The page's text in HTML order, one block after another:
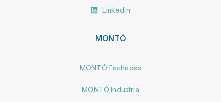
Linkedin
MONTÓ
MONTÓ Fachadas
MONTÓ Industria